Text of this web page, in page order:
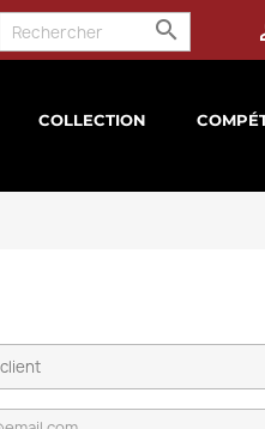

COLLECTION